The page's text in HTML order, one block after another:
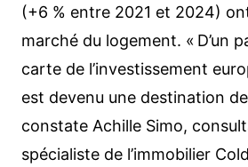
(+6 % entre 2021 et 2024)
marché du logement. « D’un
carte de l’investissement
est devenu une destination
constate Achille Simo,
spécialiste de l’immobilier